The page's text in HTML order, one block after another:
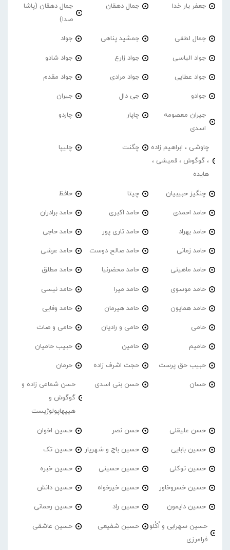
جعفر یار خدا جمال دهقان
جمال دهقان (پاشا
صدا)
جمال لطفی جمشید پناهی جواد
جواد الیاسی جواد زارع جواد شادو
جواد عطایی جواد مرادی جواد مقدم
جوادو جی دال جیران
جیران معصومه
اسدی
چاپار چاردو
چاوشی ، ابراهیم زاده
، گوگوش ، قمیشی ،
هایده
چگنت چلیپا
چنگیز حبیبیان چیتا حافظ
حامد احمدی حامد اکبری حامد برادران
حامد بهراد حامد تاری پور حامد حاجی
حامد زمانی حامد صالح دوست حامد عرشی
حامد ماهینی حامد محضرنیا حامد مطلق
حامد موسوی حامد میرا حامد نیسی
حامد همایون حامد هیرمان حامد وفایی
حامی حامی و رادیان حامی و صات
حامیم حامین حبیب حامیان
حبیب حق پرست حجت اشرف زاده حرمان
حسان حسن بنی اسدی
حسن شماعی زاده و
گوگوش و
هیپهاپولوژیست
حسن علیقلی حسن نصر حسین اخوان
حسین بابایی حسین باج و شهریار حسین تک
حسین توکلی حسین حسینی حسین خبره
حسین خسروخاور حسین خیرخواه حسین دانش
حسین دایمون حسین راد حسین رحمانی
حسین سهرابی و اُکُلو
فرامرزی
حسین شفیعی حسین عاشقی